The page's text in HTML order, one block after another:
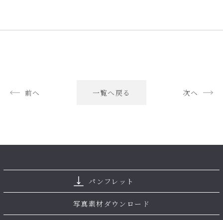
前へ 一覧へ戻る 次へ
パンフレット
写真素材ダウンロード